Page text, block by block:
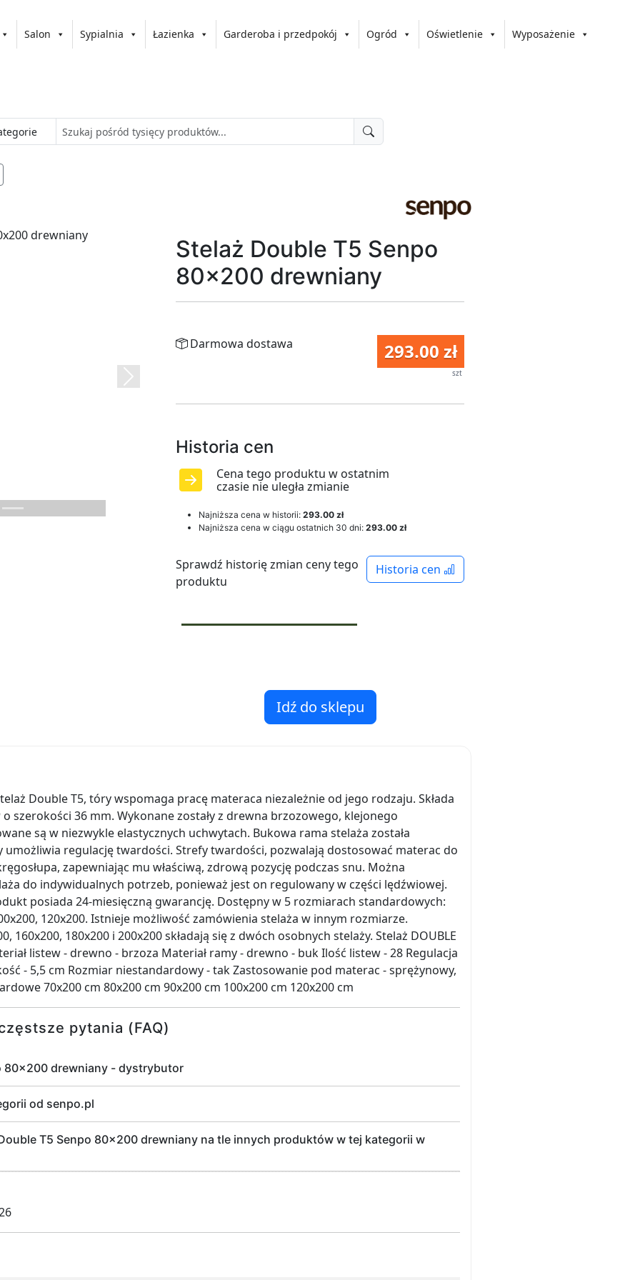
Salon Sypialnia Łazienka Garderoba i przedpokój Ogród Oświetlenie Wyposażenie
Next
Stelaż Double T5 Senpo
80x200 drewniany
293.00 zł
szt
Darmowa dostawa
Historia cen
Cena tego produktu w ostatnim
czasie nie uległa zmianie
Najniższa cena w historii: 293.00 zł
Najniższa cena w ciągu ostatnich 30 dni: 293.00 zł
Historia cen
Sprawdź historię zmian ceny tego
produktu
Idź do sklepu
Double T5, tóry wspomaga pracę materaca niezależnie od jego rodzaju. Składa
szerokości 36 mm. Wykonane zostały z drewna brzozowego, klejonego
są w niezwykle elastycznych uchwytach. Bukowa rama stelaża została
regulację twardości. Strefy twardości, pozwalają dostosować materac do
zapewniając mu właściwą, zdrową pozycję podczas snu. Można
do indywidualnych potrzeb, ponieważ jest on regulowany w części lędźwiowej.
posiada 24-miesięczną gwarancję. Dostępny w 5 rozmiarach standardowych:
120x200. Istnieje możliwość zamówienia stelaża w innym rozmiarze.
160x200, 180x200 i 200x200 składają się z dwóch osobnych stelaży. Stelaż DOUBLE
listew - drewno - brzoza Materiał ramy - drewno - buk Ilość listew - 28 Regulacja
- 5,5 cm Rozmiar niestandardowy - tak Zastosowanie pod materac - sprężynowy,
70x200 cm 80x200 cm 90x200 cm 100x200 cm 120x200 cm
pytania (FAQ)
80x200 drewniany - dystrybutor
od senpo.pl
T5 Senpo 80x200 drewniany na tle innych produktów w tej kategorii w